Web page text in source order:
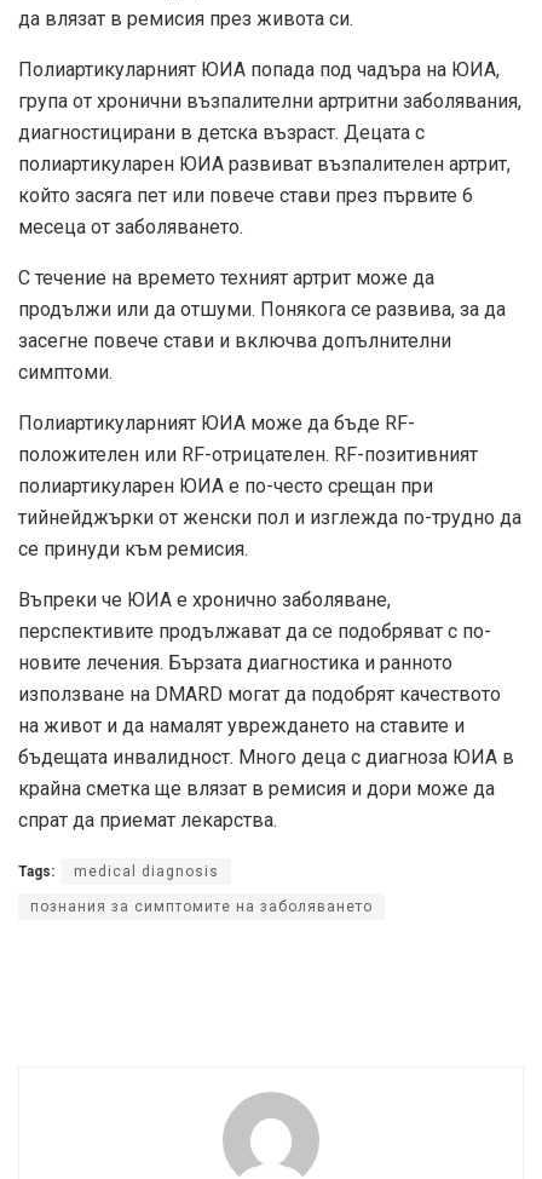
да влязат в ремисия през живота си.
Полиартикуларният ЮИА попада под чадъра на ЮИА,
група от хронични възпалителни артритни заболявания,
диагностицирани в детска възраст. Децата с
полиартикуларен ЮИА развиват възпалителен артрит,
който засяга пет или повече стави през първите 6
месеца от заболяването.
С течение на времето техният артрит може да
продължи или да отшуми. Понякога се развива, за да
засегне повече стави и включва допълнителни
симптоми.
Полиартикуларният ЮИА може да бъде RF-
положителен или RF-отрицателен. RF-позитивният
полиартикуларен ЮИА е по-често срещан при
тийнейджърки от женски пол и изглежда по-трудно да
се принуди към ремисия.
Въпреки че ЮИА е хронично заболяване,
перспективите продължават да се подобряват с по-
новите лечения. Бързата диагностика и ранното
използване на DMARD могат да подобрят качеството
на живот и да намалят увреждането на ставите и
бъдещата инвалидност. Много деца с диагноза ЮИА в
крайна сметка ще влязат в ремисия и дори може да
спрат да приемат лекарства.
Tags: medical diagnosis
познания за симптомите на заболяването